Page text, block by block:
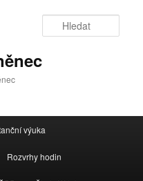
výuka
Rozvrhy hodin